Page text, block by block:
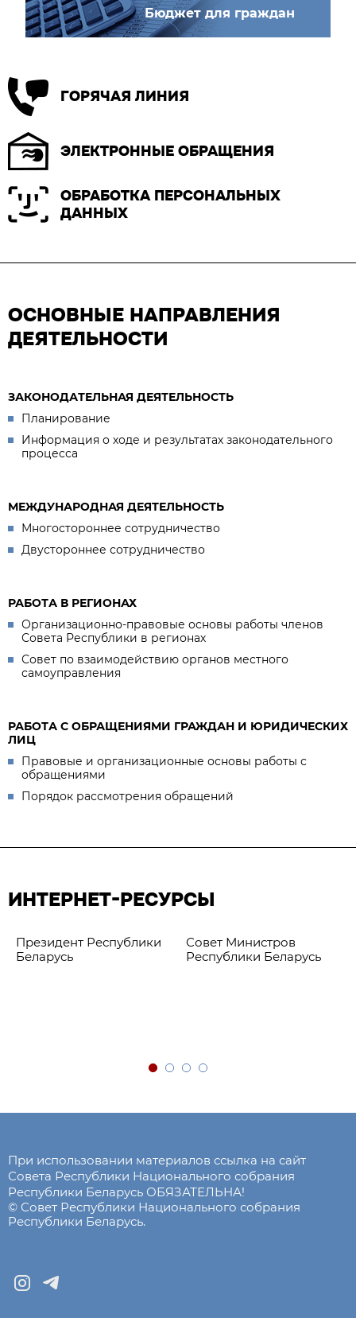
Бюджет для граждан
ГОРЯЧАЯ ЛИНИЯ
ЭЛЕКТРОННЫЕ ОБРАЩЕНИЯ
ОБРАБОТКА ПЕРСОНАЛЬНЫХ
ДАННЫХ
ОСНОВНЫЕ НАПРАВЛЕНИЯ
ДЕЯТЕЛЬНОСТИ
ЗАКОНОДАТЕЛЬНАЯ ДЕЯТЕЛЬНОСТЬ
Планирование
Информация о ходе и результатах законодательного
процесса
МЕЖДУНАРОДНАЯ ДЕЯТЕЛЬНОСТЬ
Многостороннее сотрудничество
Двустороннее сотрудничество
РАБОТА В РЕГИОНАХ
Организационно-правовые основы работы членов
Совета Республики в регионах
Совет по взаимодействию органов местного
самоуправления
РАБОТА С ОБРАЩЕНИЯМИ ГРАЖДАН И ЮРИДИЧЕСКИХ
ЛИЦ
Правовые и организационные основы работы с
обращениями
Порядок рассмотрения обращений
ИНТЕРНЕТ-РЕСУРСЫ
Президент Республики
Беларусь
Совет Министров
Республики Беларусь
При использовании материалов ссылка на сайт
Совета Республики Национального собрания
Республики Беларусь ОБЯЗАТЕЛЬНА!
© Совет Республики Национального собрания
Республики Беларусь.